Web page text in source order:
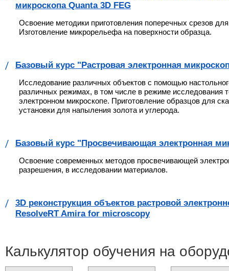
микроскопа Quanta 3D FEG
Освоение методики приготовления поперечных срезов
Изготовление микрорельефа на поверхности образца.
Базовый курс "Растровая электронная
Исследование различных объектов с помощью
различных режимах, в том числе в режиме исследования
электронном микроскопе. Приготовление образцов для
установки для напыления золота и углерода.
Базовый курс "Просвечивающая электронная
Освоение современных методов просвечивающей
разрешения, в исследовании материалов.
3D реконструкция объектов растровой
ResolveRT Amira for microscopy
Калькулятор обучения на